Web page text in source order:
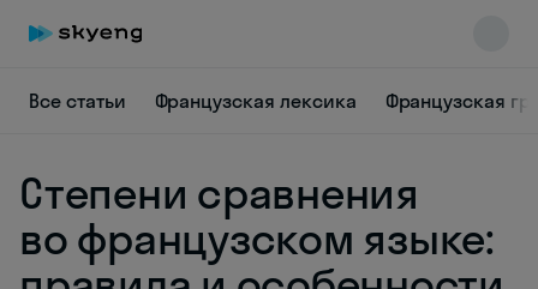
Все статьи Французская лексика Французская
Степени сравнения
во французском языке: